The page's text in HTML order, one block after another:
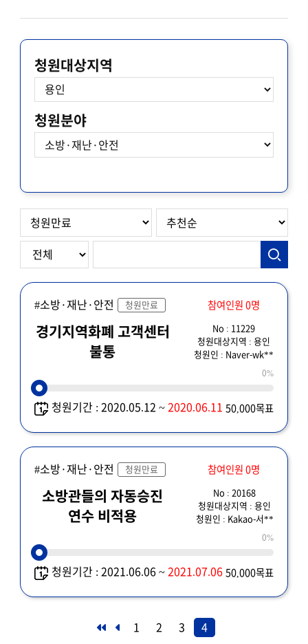
청원대상지역
청원분야
#소방·재난·안전 청원만료 참여인원 0명
경기지역화폐 고객센터
불통
No : 11229
청원대상지역 : 용인
청원인 : Naver-wk**
0%
청원기간 : 2020.05.12 ~2020.06.11 50,000목표
#소방·재난·안전 청원만료 참여인원 0명
소방관들의 자동승진
연수 비적용
No : 20168
청원대상지역 : 용인
청원인 : Kakao-서**
0%
청원기간 : 2021.06.06 ~2021.07.06 50,000목표
1 2 3 4